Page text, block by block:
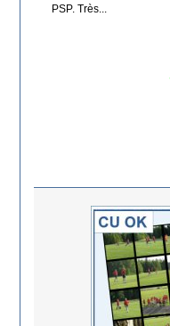
PSP. Très...